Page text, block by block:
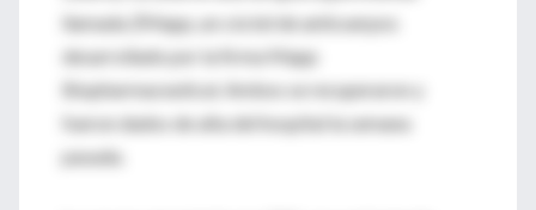
llamada ZMapp, un cóctel de anticuerpos
desarrollado por la firma Mapp
Biopharmaceutical. Ambos se recuperaron y
fueron dados de alta del hospital la semana
pasada.